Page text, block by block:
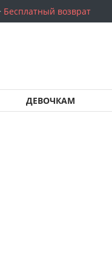
Бесплатный возврат
ДЕВОЧКАМ